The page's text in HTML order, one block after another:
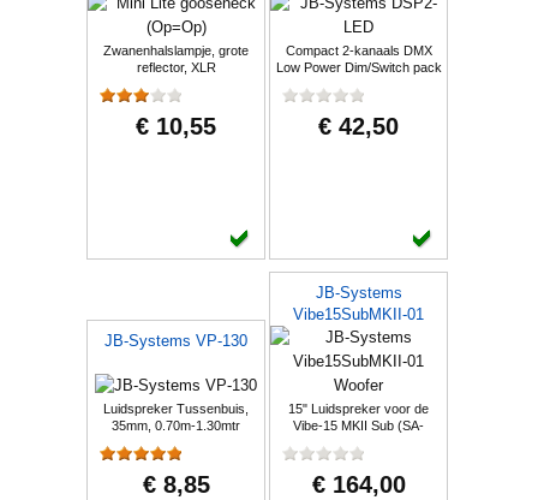
Zwanenhalslampje, grote
reflector, XLR
€ 10,55
Compact 2-kanaals DMX
Low Power Dim/Switch pack
€ 42,50
JB-Systems VP-130
Luidspreker Tussenbuis,
35mm, 0.70m-1.30mtr
€ 8,85
JB-Systems
Vibe15SubMKII-01
Woofer
15" Luidspreker voor de
Vibe-15 MKII Sub (SA-
€ 164,00